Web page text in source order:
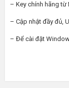
– Key chính hãng
– Cập nhật đầy đủ,
– Để cài đặt